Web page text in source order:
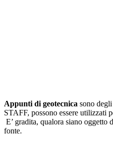
Appunti di geotecnica sono
STAFF, possono essere utilizzati
E’ gradita, qualora siano oggetto
fonte.